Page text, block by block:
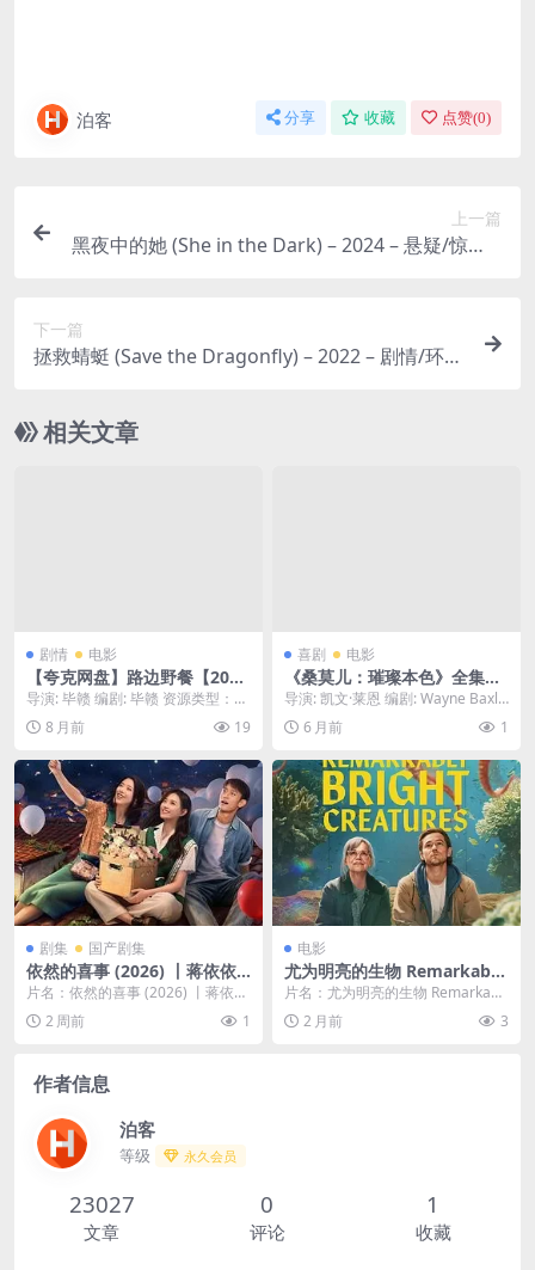
泊客 分享 收藏 点赞(0)
上一篇
黑夜中的她 (She in the Dark) – 2024 – 悬疑/惊悚 –
慧，躲避追捕并找出真相。 🌃｜ CN
下一篇
拯救蜻蜓 (Save the Dragonfly) – 2022 – 剧情/环保
生，拿起摄影机开始记录自己与身边的好朋友们，
🏞️｜ US
相关文章
剧情 电影
【夸克网盘】路边野餐【201
5】4K/2160P [国语中字]
导演: 毕赣 编剧: 毕赣 资源类型：路
边野餐百度云网盘 在线观看 迅雷下
载 主...
8 月前 19
喜剧 电影
《桑莫儿：璀璨本色》全集免
费下载-2026-网友狂刷推荐 –
喜剧 / 脱口秀 – [US][夸克网
盘/百度网盘]
导演: 凯文·莱恩 编剧: Wayne Baxle
y / Sommore 资源下...
6 月前 1
剧集 国产剧集
依然的喜事 (2026) 丨蒋依依 /
黄小蕾主演丨剧情 / 喜剧丨国
片名：依然的喜事 (2026) 丨蒋依依
/ 黄小蕾主演丨剧情 / 喜剧丨国剧 ...
2 周前 1
电影
尤为明亮的生物 Remarkably
Bright Creatures / 幸运有八
片名：尤为明亮的生物 Remarkabl
y Bright Creatures /...
2 月前 3
作者信息
泊客
等级 永久会员
23027
文章
0
评论
1
收藏